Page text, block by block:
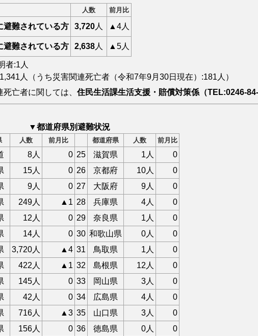
人数 前月比
避難されている方 3,720人 ▲4人
避難されている方 2,638人 ▲5人
者:1人
人（うち災害関連死亡者（令和7年9月30日現在）:181人）
亡者に関しては、 住民生活課生活支援・賠償対策係（TEL:0246-
▼都道府県別避難状況
人数 前月比 都道府県 人数 前月比
8人 0 25 滋賀県 1人
0
15人 0 26 京都府 10人
0
9人 0 27 大阪府 9人
0
249人 ▲1 28 兵庫県 4人
0
12人 0 29 奈良県 1人
0
14人 0 30 和歌山県 0人
0
3,720人 ▲4 31 鳥取県 1人
0
422人 ▲1 32 島根県 12人
0
145人 0 33 岡山県 3人
0
42人 0 34 広島県 4人
0
716人 ▲3 35 山口県 3人
0
156人 0 36 徳島県 0人
0